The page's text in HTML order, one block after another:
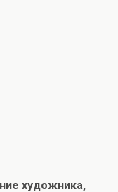
художника,